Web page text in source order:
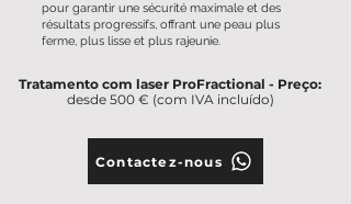
pour garantir une sécurité maximale et des
résultats progressifs, offrant une peau plus
ferme, plus lisse et plus rajeunie.
Tratamento com laser ProFractional - Preço:
desde 500 € (com IVA incluído)
Contactez-nous